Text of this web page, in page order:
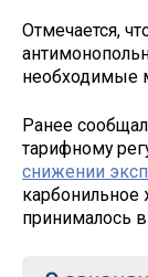
Отмечается,
необходимые
Ранее
тарифному
снижении
принималось